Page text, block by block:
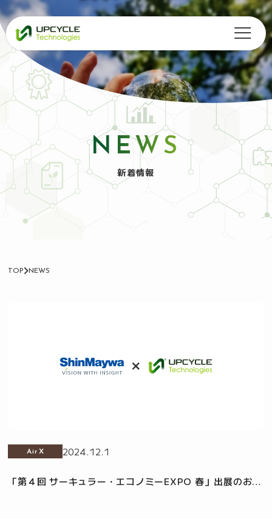
NEWS
新着情報
TOP NEWS
AirX 2024.12.1
「第４回 サーキュラー・エコノミーEXPO 春」出展のお知